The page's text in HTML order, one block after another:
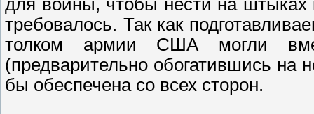
для войны, чтобы нести на
требовалось. Так как
толком армии США могли
(предварительно обогатившись на
бы обеспечена со всех сторон.